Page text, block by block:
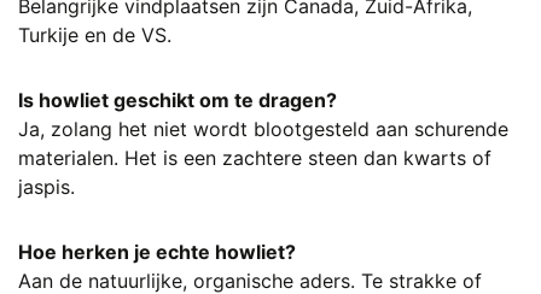
Belangrijke vindplaatsen zijn Canada, Zuid-Afrika,
Turkije en de VS.
Is howliet geschikt om te dragen?
Ja, zolang het niet wordt blootgesteld aan schurende
materialen. Het is een zachtere steen dan kwarts of
jaspis.
Hoe herken je echte howliet?
Aan de natuurlijke, organische aders. Te strakke of